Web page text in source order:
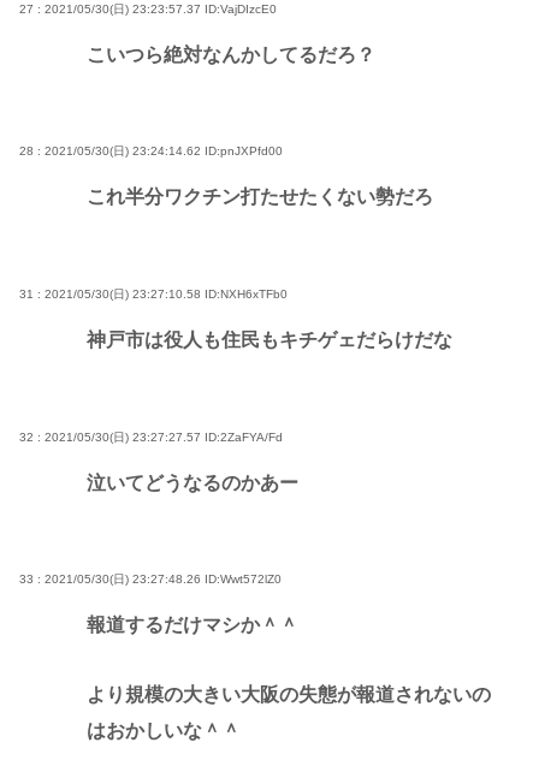
27 : 2021/05/30(日) 23:23:57.37 ID:VajDIzcE0
こいつら絶対なんかしてるだろ？
28 : 2021/05/30(日) 23:24:14.62 ID:pnJXPfd00
これ半分ワクチン打たせたくない勢だろ
31 : 2021/05/30(日) 23:27:10.58 ID:NXH6xTFb0
神戸市は役人も住民もキチゲェだらけだな
32 : 2021/05/30(日) 23:27:27.57 ID:2ZaFYA/Fd
泣いてどうなるのかあー
33 : 2021/05/30(日) 23:27:48.26 ID:Wwt572lZ0
報道するだけマシか＾＾
より規模の大きい大阪の失態が報道されないの
はおかしいな＾＾